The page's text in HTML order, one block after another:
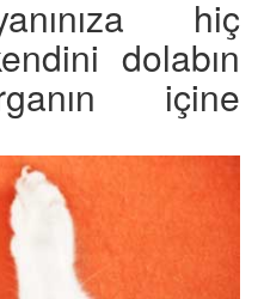
hiç
dolabın
içine